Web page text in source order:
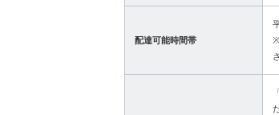
配達可能時間帯
※